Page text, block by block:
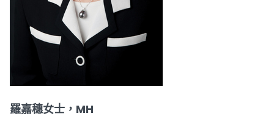
羅嘉穗女士，MH